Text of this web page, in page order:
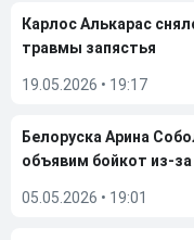
Карлос Алькарас
травмы запястья
19.05.2026 • 19:17
Белоруска Арина
объявим бойкот из-
05.05.2026 • 19:01